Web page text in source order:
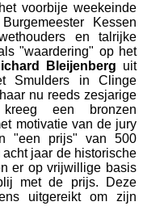
voorbije weekeinde
Kessen
en talrijke
"waardering" op het
Bleijenberg uit
Smulders in Clinge
nu reeds zesjarige
een bronzen
motivatie van de jury
"een prijs" van 500
acht jaar de historische
er op vrijwillige basis
met de prijs. Deze
uitgereikt om zijn